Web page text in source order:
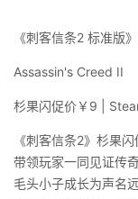
《刺客信条2 标准版》
Assassin's Creed II
杉果闪促价￥9 |
《刺客信条2》杉果
带领玩家一同见证传
毛头小子成长为声名